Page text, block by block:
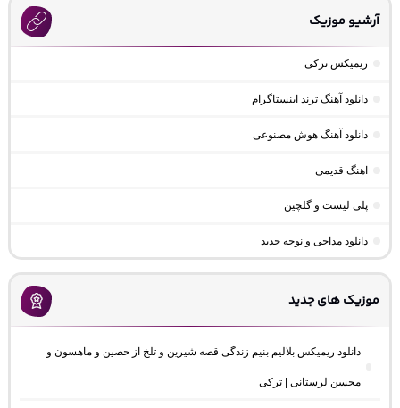
آرشیو موزیک
ریمیکس ترکی
دانلود آهنگ ترند اینستاگرام
دانلود آهنگ هوش مصنوعی
اهنگ قدیمی
پلی لیست و گلچین
دانلود مداحی و نوحه جدید
موزیک های جدید
دانلود ریمیکس بلالیم بنیم زندگی قصه شیرین و تلخ از حصین و ماهسون و
محسن لرستانی | ترکی